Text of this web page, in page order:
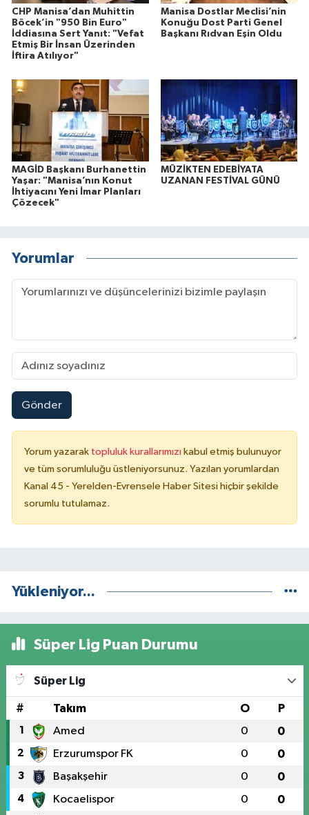
CHP Manisa’dan Muhittin
Böcek’in "950 Bin Euro"
İddiasına Sert Yanıt: "Vefat
Etmiş Bir İnsan Üzerinden
İftira Atılıyor"
Manisa Dostlar Meclisi’nin
Konuğu Dost Parti Genel
Başkanı Rıdvan Eşin Oldu
MAGİD Başkanı Burhanettin
Yaşar: "Manisa’nın Konut
İhtiyacını Yeni İmar Planları
Çözecek"
MÜZİKTEN EDEBİYATA
UZANAN FESTİVAL GÜNÜ
Yorumlar
Gönder
Yorum yazarak topluluk kurallarımızı kabul etmiş bulunuyor
ve tüm sorumluluğu üstleniyorsunuz. Yazılan yorumlardan
Kanal 45 - Yerelden-Evrensele Haber Sitesi hiçbir şekilde
sorumlu tutulamaz.
Yükleniyor...
Süper Lig Puan Durumu
Süper Lig
# Takım O P
1 Amed 0 0
2 Erzurumspor FK 0 0
3 Başakşehir 0 0
4 Kocaelispor 0 0